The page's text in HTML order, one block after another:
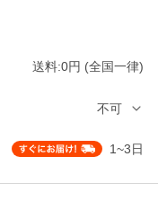
送料:0円 (全国一律)
不可
1~3日